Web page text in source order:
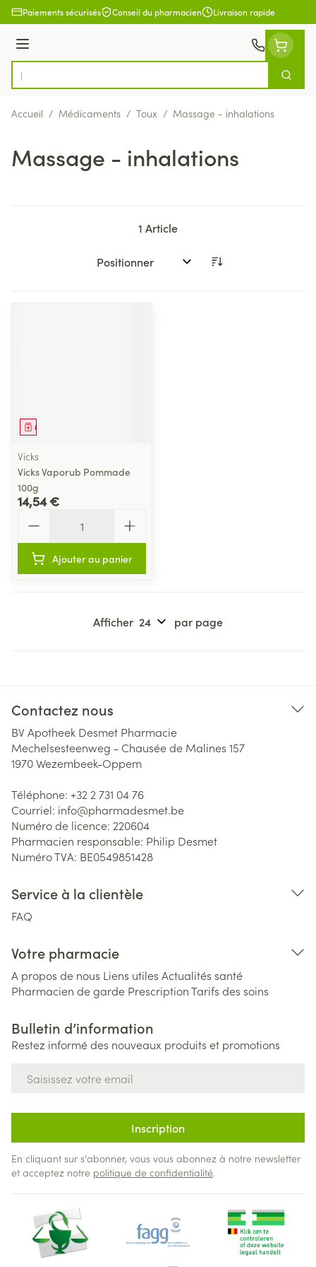
Aller au contenu
Paiements sécurisés Conseil du pharmacien Livraison rapide
Menu
Rechercher
Accueil / Médicaments / Toux / Massage - inhalations
Massage - inhalations
1 Article
Trier par:
Médicament
Vicks
Vicks Vaporub Pommade
100g
14,54 €
Ajouter au panier
Afficher par page
Contactez nous
BV Apotheek Desmet Pharmacie
Mechelsesteenweg - Chausée de Malines 157
1970Wezembeek-Oppem
Téléphone: +32 2 731 04 76
Courriel: info@pharmadesmet.be
Numéro de licence: 220604
Pharmacien responsable: Philip Desmet
Numéro TVA: BE0549851428
Service à la clientèle
FAQ
Votre pharmacie
A propos de nous Liens utiles Actualités santé
Pharmacien de garde PrescriptionTarifs des soins
Bulletin d’information
Restez informé des nouveaux produits et promotions
Inscription
En cliquant sur s'abonner, vous vous abonnez à notre newsletter
et acceptez notre politique de confidentialité.